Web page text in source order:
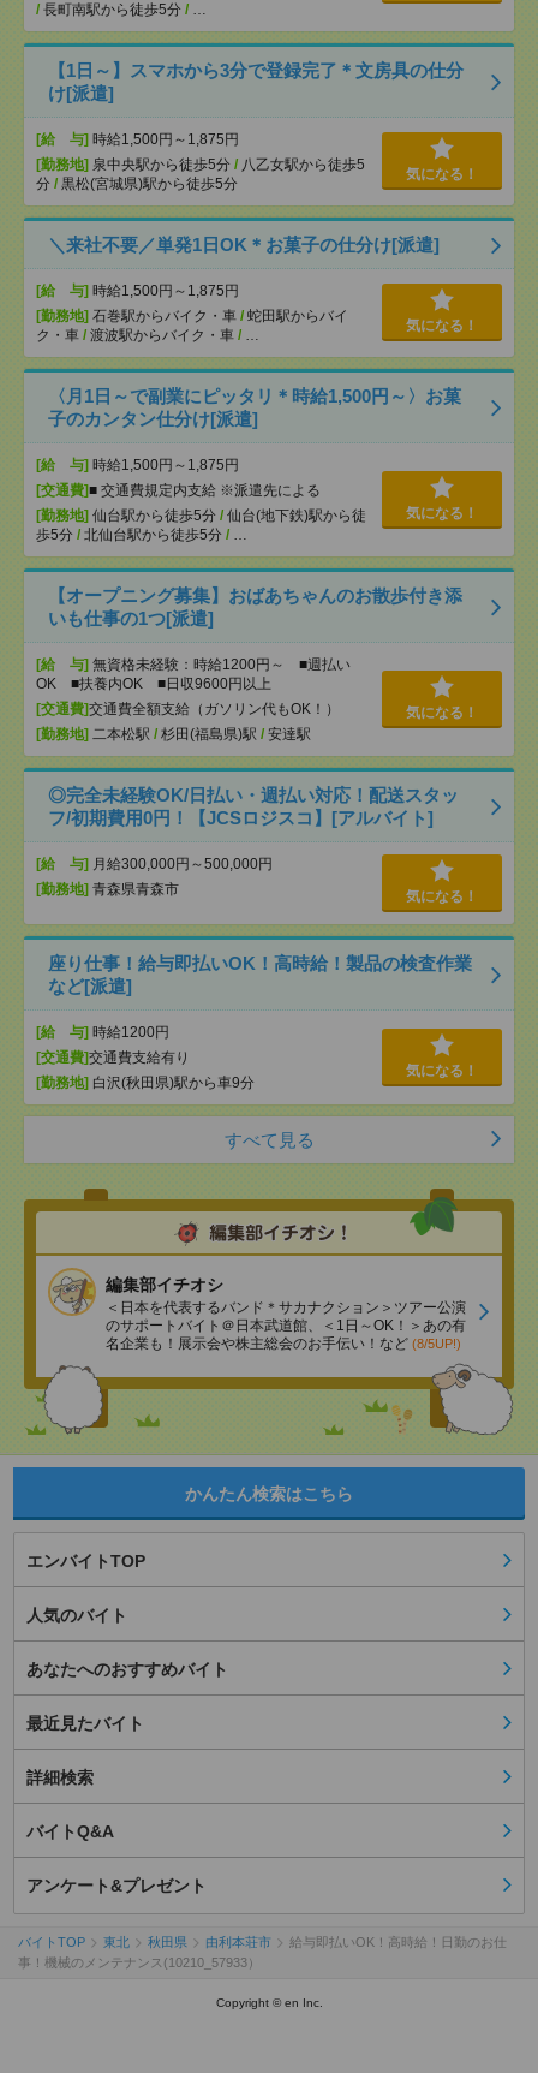
/ 長町南駅から徒歩5分 / …
【1日～】スマホから3分で登録完了＊文房具の仕分
け[派遣]
[給 与] 時給1,500円～1,875円
[勤務地] 泉中央駅から徒歩5分 / 八乙女駅から徒歩5
分 / 黒松(宮城県)駅から徒歩5分
気になる！
＼来社不要／単発1日OK＊お菓子の仕分け[派遣]
[給 与] 時給1,500円～1,875円
[勤務地] 石巻駅からバイク・車 / 蛇田駅からバイ
ク・車 / 渡波駅からバイク・車 / …
気になる！
〈月1日～で副業にピッタリ＊時給1,500円～〉お菓
子のカンタン仕分け[派遣]
[給 与] 時給1,500円～1,875円
[交通費]■ 交通費規定内支給 ※派遣先による
[勤務地] 仙台駅から徒歩5分 / 仙台(地下鉄)駅から徒
歩5分 / 北仙台駅から徒歩5分 / …
気になる！
【オープニング募集】おばあちゃんのお散歩付き添
いも仕事の1つ[派遣]
[給 与] 無資格未経験：時給1200円～ ■週払い
OK ■扶養内OK ■日収9600円以上
[交通費]交通費全額支給（ガソリン代もOK！）
[勤務地] 二本松駅 / 杉田(福島県)駅 / 安達駅
気になる！
◎完全未経験OK/日払い・週払い対応！配送スタッ
フ/初期費用0円！【JCSロジスコ】[アルバイト]
[給 与] 月給300,000円～500,000円
[勤務地] 青森県青森市 気になる！
座り仕事！給与即払いOK！高時給！製品の検査作業
など[派遣]
[給 与] 時給1200円
[交通費]交通費支給有り
[勤務地] 白沢(秋田県)駅から車9分
気になる！
すべて見る
編集部イチオシ
＜日本を代表するバンド＊サカナクション＞ツアー公演
のサポートバイト＠日本武道館、＜1日～OK！＞あの有
名企業も！展示会や株主総会のお手伝い！など (8/5UP!)
かんたん検索はこちら
エンバイトTOP
人気のバイト
あなたへのおすすめバイト
最近見たバイト
詳細検索
バイトQ&A
アンケート&プレゼント
バイトTOP 東北 秋田県 由利本荘市
給与即払いOK！高時給！日勤のお仕
事！機械のメンテナンス(10210_57933）
Copyright © en Inc.